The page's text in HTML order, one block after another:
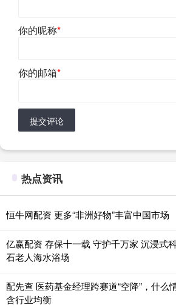
你的昵称*
你的邮箱*
提交评论
热点资讯
恒牛网配资 更多“非洲好物”丰富中国市场
亿赢配资 存保十一载 守护千万家 沉浸式
石老人海水浴场
配先查 医药基金经理跨赛道“空降”，什么
含行业均衡